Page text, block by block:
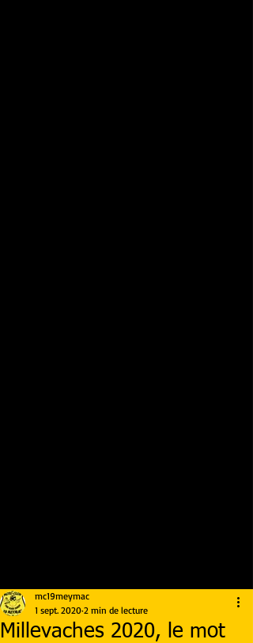
Millevaches 2020, le mot
mc19meymac
1 sept. 2020 2 min de lecture